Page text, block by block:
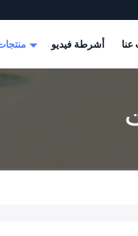
أشرطة فيديو